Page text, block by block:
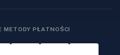
METODY PŁATNOŚCI